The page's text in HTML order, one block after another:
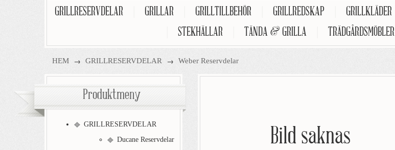
GRILLRESERVDELAR GRILLAR GRILLTILLBEHÖR GRILLREDSKAP GRILLKLÄDER
STEKHÄLLAR TÄNDA & GRILLA TRÄDGÅRDSMÖBLER
HEM → GRILLRESERVDELAR → Weber Reservdelar
Bild saknas
Produktmeny
GRILLRESERVDELAR
Ducane Reservdelar